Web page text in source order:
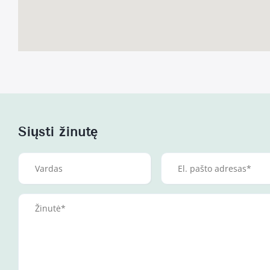
Siųsti žinutę